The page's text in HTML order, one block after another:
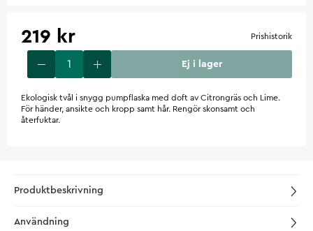
219 kr Prishistorik
Ej i lager
Ekologisk tvål i snygg pumpflaska med doft av Citrongräs och Lime.
För händer, ansikte och kropp samt hår. Rengör skonsamt och
återfuktar.
Produktbeskrivning
Användning